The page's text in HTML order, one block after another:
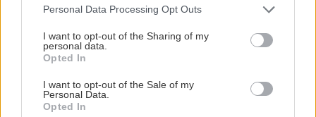
Please note that this website/app uses one or more Google
not limited to your visit or usage behaviour. You may click to
grant or deny consent to Google and its third-party tags to
use your data for below specified purposes in below Google
consent section.
Personal Data Processing Opt Outs
I want to opt-out of the Sharing of my
personal data.
Opted In
I want to opt-out of the Sale of my
Personal Data.
Opted In